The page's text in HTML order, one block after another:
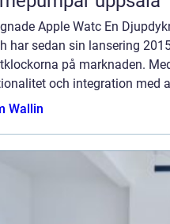
Apple Watc En
har sedan sin lansering
på marknaden.
och integration med
Wallin